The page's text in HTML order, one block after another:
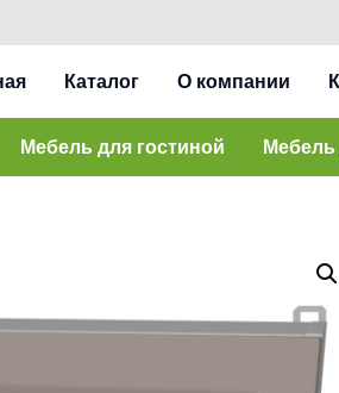
Каталог О компании
Мебель для гостиной